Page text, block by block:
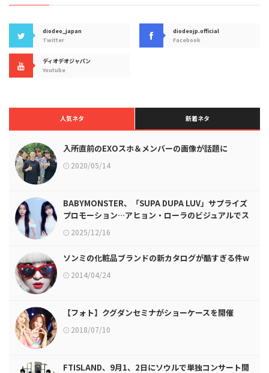
diodeo_japan
Twitter
diodeojp.official
Facebook
ディオデオジャパン
Youtube
人気ネタ 新着ネタ
入所直前のEXOスホ＆メンバーの画像が話題に
2020/05/14
BABYMONSTER、「SUPA DUPA LUV」サプライズ
プロモーション…アヒョン・ローラのビジュアルでス
タート！
2025/12/16
ソンミの化粧品ブランドの新カタログが酷すぎる件w
2014/04/24
【フォト】クグダンセミナがショーケースを開催
2018/07/10
FTISLAND、9月1、2日にソウルで単独コンサート開